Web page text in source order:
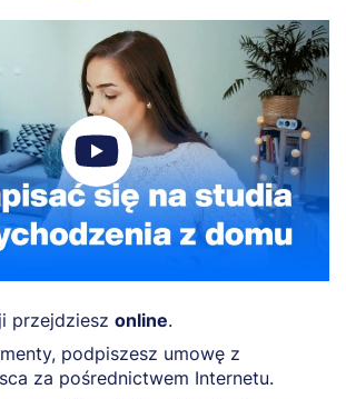
przejdziesz online.
podpiszesz umowę z
za pośrednictwem Internetu.